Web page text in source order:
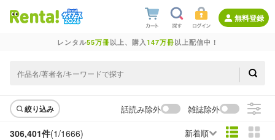
無料登録
レンタル55万冊以上、購入147万冊以上配信中！
絞り込み 話読み除外 雑誌除外
306,401件(1/1666) 新着順